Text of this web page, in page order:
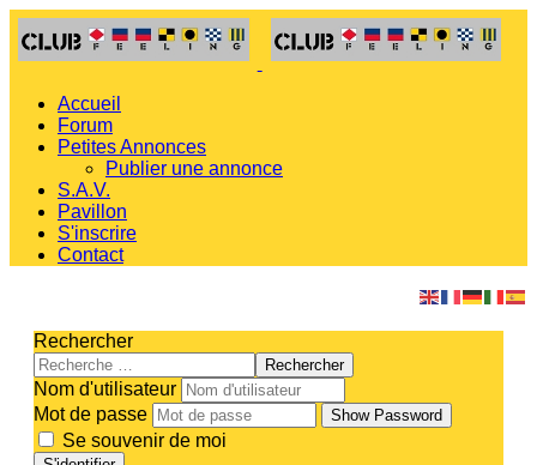
Accueil
Forum
Petites Annonces
Publier une annonce
S.A.V.
Pavillon
S'inscrire
Contact
Rechercher
Rechercher
Nom d'utilisateur
Mot de passe
Show Password
Se souvenir de moi